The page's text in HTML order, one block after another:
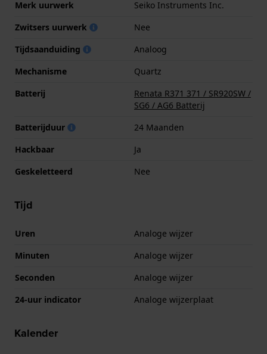
Merk uurwerk
Seiko Instruments Inc.
Zwitsers uurwerk
Nee
Tijdsaanduiding
Analoog
Mechanisme
Quartz
Batterij
Renata R371 371 / SR920SW /
SG6 / AG6 Batterij
Batterijduur
24 Maanden
Hackbaar
Ja
Geskeletteerd
Nee
Tijd
Uren
Analoge wijzer
Minuten
Analoge wijzer
Seconden
Analoge wijzer
24-uur indicator
Analoge wijzerplaat
Kalender